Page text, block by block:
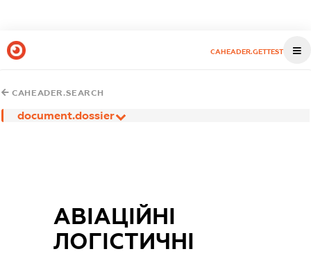
CAHEADER.GETTEST
CAHEADER.SEARCH
document.dossier
АВІАЦІЙНІ
ЛОГІСТИЧНІ